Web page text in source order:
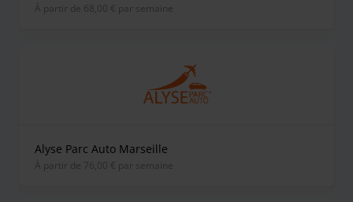
À partir de 68,00 € par semaine
Alyse Parc Auto Marseille
À partir de 76,00 € par semaine